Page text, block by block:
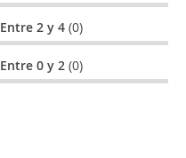
Entre 2 y 4(0)
Entre 0 y 2(0)